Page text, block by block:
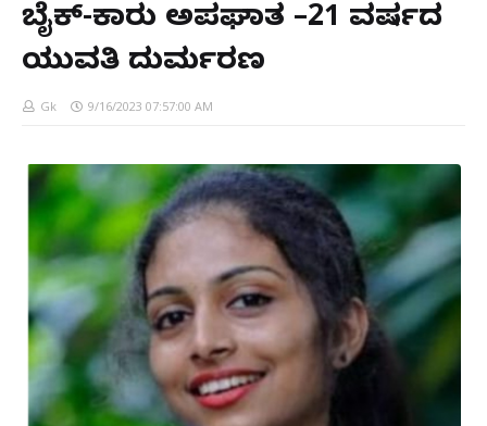
ಬೈಕ್-ಕಾರು ಅಪಘಾತ –21 ವರ್ಷದ
ಯುವತಿ ದುರ್ಮರಣ
Gk 9/16/2023 07:57:00 AM